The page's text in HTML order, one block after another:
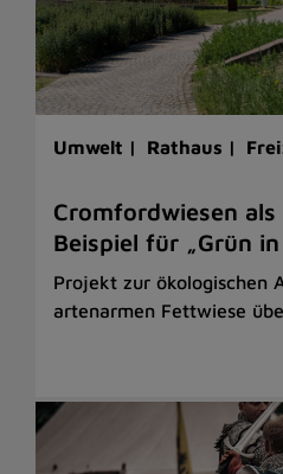
Umwelt | Rathaus |
Cromfordwiesen
Beispiel für „Grün
Projekt zur ökologischen
artenarmen Fettwiese